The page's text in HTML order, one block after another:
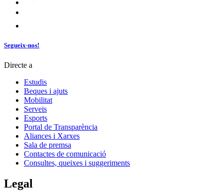
Segueix-nos!
Directe a
Estudis
Beques i ajuts
Mobilitat
Serveis
Esports
Portal de Transparència
Aliances i Xarxes
Sala de premsa
Contactes de comunicació
Consultes, queixes i suggeriments
Legal